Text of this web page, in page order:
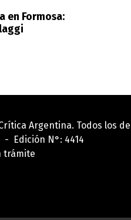
en Formosa:
Argentina. Todos los
- Edición N°: 4414
trámite